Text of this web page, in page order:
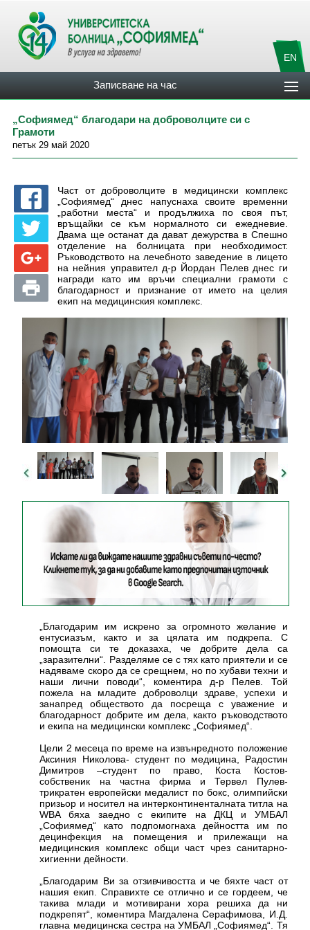
EN
Записване на час
„Софиямед“ благодари на доброволците си с
Грамоти
петък 29 май 2020
Част от доброволците в медицински комплекс
„Софиямед“ днес напуснаха своите временни
„работни места“ и продължиха по своя път,
връщайки се към нормалното си ежедневие.
Двама ще останат да дават дежурства в Спешно
отделение на болницата при необходимост.
Ръководството на лечебното заведение в лицето
на нейния управител д-р Йордан Пелев днес ги
награди като им връчи специални грамоти с
благодарност и признание от името на целия
екип на медицинския комплекс.
„Благодарим им искрено за огромното желание и
ентусиазъм, както и за цялата им подкрепа. С
помощта си те доказаха, че добрите дела са
„заразителни“. Разделяме се с тях като приятели и се
надяваме скоро да се срещнем, но по хубави техни и
наши лични поводи“, коментира д-р Пелев. Той
пожела на младите доброволци здраве, успехи и
занапред обществото да посреща с уважение и
благодарност добрите им дела, както ръководството
и екипа на медицински комплекс „Софиямед“.
Цели 2 месеца по време на извънредното положение
Аксиния Николова- студент по медицина, Радостин
Димитров –студент по право, Коста Костов-
собственик на частна фирма и Тервел Пулев-
трикратен европейски медалист по бокс, олимпийски
призьор и носител на интерконтиненталната титла на
WBA бяха заедно с екипите на ДКЦ и УМБАЛ
„Софиямед“ като подпомогнаха дейността им по
децинфекция на помещения и прилежащи на
медицинския комплекс общи част чрез санитарно-
хигиенни дейности.
„Благодарим Ви за отзивчивостта и че бяхте част от
нашия екип. Справихте се отлично и се гордеем, че
такива млади и мотивирани хора решиха да ни
подкрепят“, коментира Магдалена Серафимова, И.Д.
главна медицинска сестра на УМБАЛ „Софиямед“. Тя